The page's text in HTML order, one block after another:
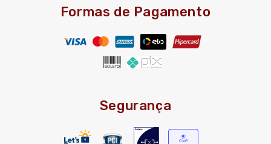
Formas de Pagamento
Segurança